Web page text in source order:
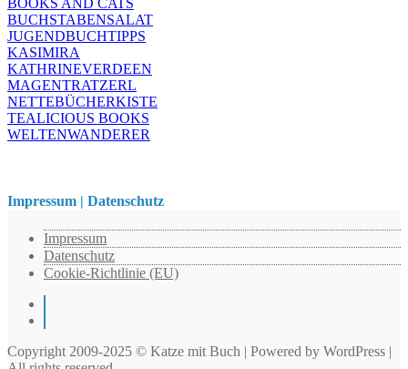
BOOKS AND CATS
BUCHSTABENSALAT
JUGENDBUCHTIPPS
KASIMIRA
KATHRINEVERDEEN
MAGENTRATZERL
NETTEBÜCHERKISTE
TEALICIOUS BOOKS
WELTENWANDERER
Impressum | Datenschutz
Impressum
Datenschutz
Cookie-Richtlinie (EU)
Copyright 2009-2025 © Katze mit Buch | Powered by WordPress |